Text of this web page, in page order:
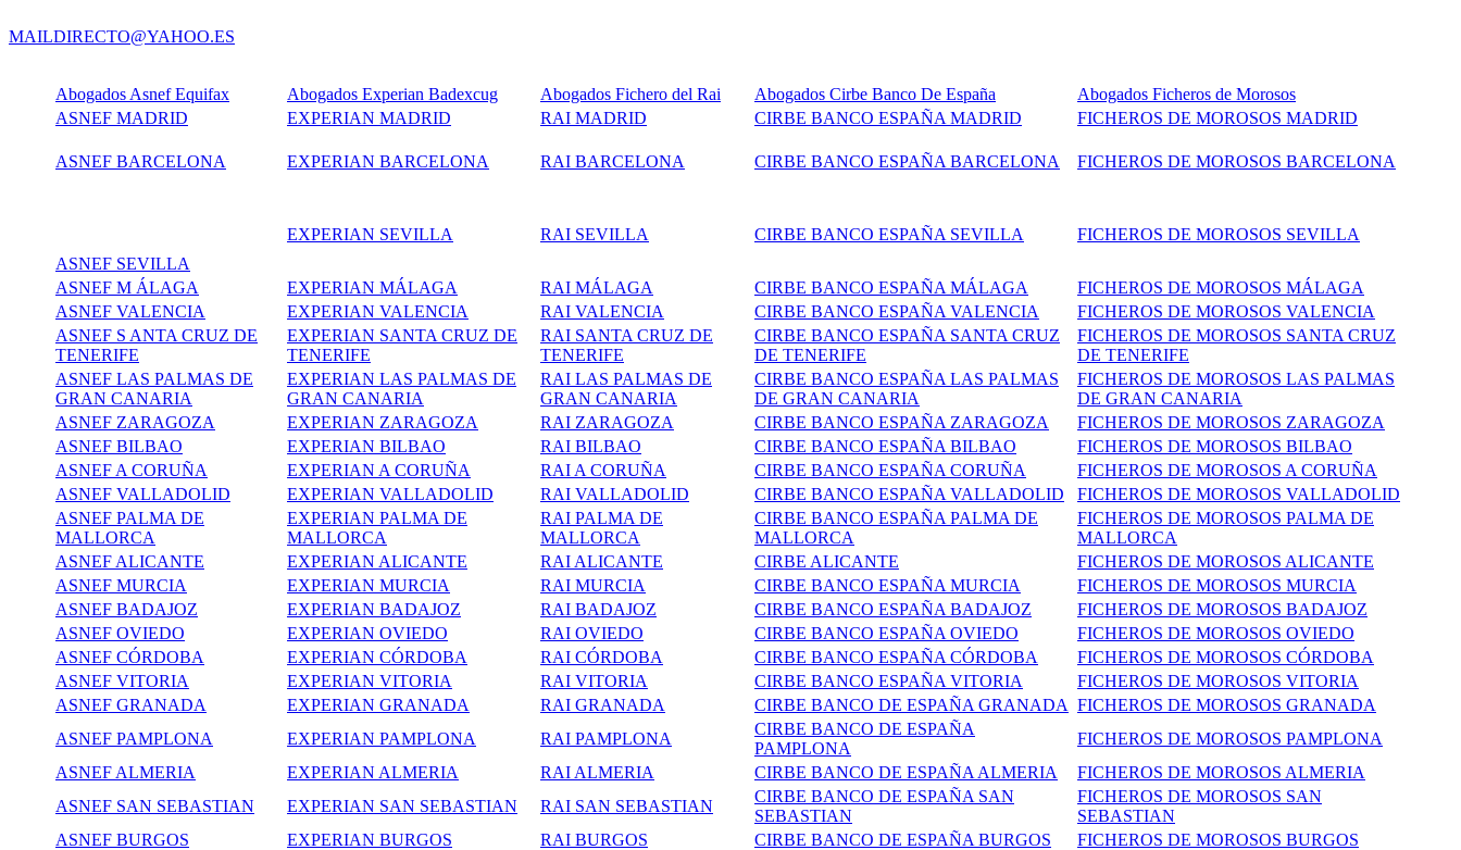
MAILDIRECTO@YAHOO.ES
Abogados Asnef Equifax Abogados Experian Badexcug Abogados Fichero del Rai Abogados Cirbe Banco De España
Abogados Ficheros de Morosos
ASNEF MADRID
EXPERIAN MADRID RAI MADRID CIRBE BANCO ESPAÑA MADRID FICHEROS DE MOROSOS MADRID
ASNEF BARCELONA EXPERIAN BARCELONA RAI BARCELONA CIRBE BANCO ESPAÑA BARCELONA FICHEROS DE MOROSOS BARCELONA
ASNEF SEVILLA
EXPERIAN SEVILLA RAI SEVILLA CIRBE BANCO ESPAÑA SEVILLA FICHEROS DE MOROSOS SEVILLA
ASNEF M ÁLAGA EXPERIAN MÁLAGA RAI MÁLAGA CIRBE BANCO ESPAÑA MÁLAGA
FICHEROS DE MOROSOS MÁLAGA
ASNEF VALENCIA
EXPERIAN VALENCIA RAI VALENCIA CIRBE BANCO ESPAÑA VALENCIA
FICHEROS DE MOROSOS VALENCIA
ASNEF S ANTA CRUZ DE
TENERIFE
EXPERIAN SANTA CRUZ DE
TENERIFE
RAI SANTA CRUZ DE
TENERIFE
CIRBE BANCO ESPAÑA SANTA CRUZ
DE TENERIFE
FICHEROS DE MOROSOS SANTA CRUZ
DE TENERIFE
ASNEF LAS PALMAS DE
GRAN CANARIA
EXPERIAN LAS PALMAS DE
GRAN CANARIA
RAI LAS PALMAS DE
GRAN CANARIA
CIRBE BANCO ESPAÑA LAS PALMAS
DE GRAN CANARIA
FICHEROS DE MOROSOS LAS PALMAS
DE GRAN CANARIA
ASNEF ZARAGOZA
EXPERIAN ZARAGOZA RAI ZARAGOZA CIRBE BANCO ESPAÑA ZARAGOZA
FICHEROS DE MOROSOS ZARAGOZA
ASNEF BILBAO
EXPERIAN BILBAO RAI BILBAO CIRBE BANCO ESPAÑA BILBAO
FICHEROS DE MOROSOS BILBAO
ASNEF A CORUÑA
EXPERIAN A CORUÑA RAI A CORUÑA CIRBE BANCO ESPAÑA CORUÑA
FICHEROS DE MOROSOS A CORUÑA
ASNEF VALLADOLID
EXPERIAN VALLADOLID RAI VALLADOLID CIRBE BANCO ESPAÑA VALLADOLID
FICHEROS DE MOROSOS VALLADOLID
ASNEF PALMA DE
MALLORCA
EXPERIAN PALMA DE
MALLORCA
RAI PALMA DE
MALLORCA
CIRBE BANCO ESPAÑA PALMA DE
MALLORCA
FICHEROS DE MOROSOS PALMA DE
MALLORCA
ASNEF ALICANTE
EXPERIAN ALICANTE RAI ALICANTE CIRBE ALICANTE
FICHEROS DE MOROSOS ALICANTE
ASNEF MURCIA
EXPERIAN MURCIA RAI MURCIA CIRBE BANCO ESPAÑA MURCIA
FICHEROS DE MOROSOS MURCIA
ASNEF BADAJOZ
EXPERIAN BADAJOZ RAI BADAJOZ CIRBE BANCO ESPAÑA BADAJOZ
FICHEROS DE MOROSOS BADAJOZ
ASNEF OVIEDO
EXPERIAN OVIEDO RAI OVIEDO CIRBE BANCO ESPAÑA OVIEDO
FICHEROS DE MOROSOS OVIEDO
ASNEF CÓRDOBA
EXPERIAN CÓRDOBA RAI CÓRDOBA CIRBE BANCO ESPAÑA CÓRDOBA
FICHEROS DE MOROSOS CÓRDOBA
ASNEF VITORIA
EXPERIAN VITORIA RAI VITORIA CIRBE BANCO ESPAÑA VITORIA FICHEROS DE MOROSOS VITORIA
ASNEF GRANADA
EXPERIAN GRANADA RAI GRANADA CIRBE BANCO DE ESPAÑA GRANADA FICHEROS DE MOROSOS GRANADA
ASNEF PAMPLONA EXPERIAN PAMPLONA RAI PAMPLONA
CIRBE BANCO DE ESPAÑA
PAMPLONA
FICHEROS DE MOROSOS PAMPLONA
ASNEF ALMERIA
EXPERIAN ALMERIA RAI ALMERIA CIRBE BANCO DE ESPAÑA ALMERIA
FICHEROS DE MOROSOS ALMERIA
ASNEF SAN SEBASTIAN
EXPERIAN SAN SEBASTIAN RAI SAN SEBASTIAN
CIRBE BANCO DE ESPAÑA SAN
SEBASTIAN
FICHEROS DE MOROSOS SAN
SEBASTIAN
ASNEF BURGOS
EXPERIAN BURGOS RAI BURGOS CIRBE BANCO DE ESPAÑA BURGOS
FICHEROS DE MOROSOS BURGOS